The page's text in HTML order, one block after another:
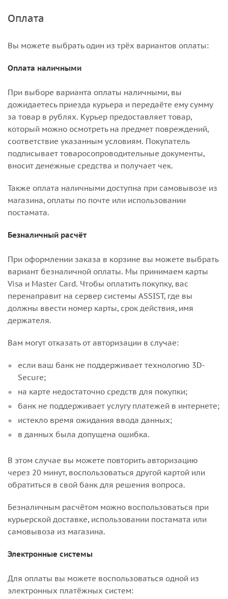
Оплата
Вы можете выбрать один из трёх вариантов оплаты:
Оплата наличными
При выборе варианта оплаты наличными, вы
дожидаетесь приезда курьера и передаёте ему сумму
за товар в рублях. Курьер предоставляет товар,
который можно осмотреть на предмет повреждений,
соответствие указанным условиям. Покупатель
подписывает товаросопроводительные документы,
вносит денежные средства и получает чек.
Также оплата наличными доступна при самовывозе из
магазина, оплаты по почте или использовании
постамата.
Безналичный расчёт
При оформлении заказа в корзине вы можете выбрать
вариант безналичной оплаты. Мы принимаем карты
Visa и Master Card. Чтобы оплатить покупку, вас
перенаправит на сервер системы ASSIST, где вы
должны ввести номер карты, срок действия, имя
держателя.
Вам могут отказать от авторизации в случае:
если ваш банк не поддерживает технологию 3D-
Secure;
на карте недостаточно средств для покупки;
банк не поддерживает услугу платежей в интернете;
истекло время ожидания ввода данных;
в данных была допущена ошибка.
В этом случае вы можете повторить авторизацию
через 20 минут, воспользоваться другой картой или
обратиться в свой банк для решения вопроса.
Безналичным расчётом можно воспользоваться при
курьерской доставке, использовании постамата или
самовывоза из магазина.
Электронные системы
Для оплаты вы можете воспользоваться одной из
электронных платёжных систем: